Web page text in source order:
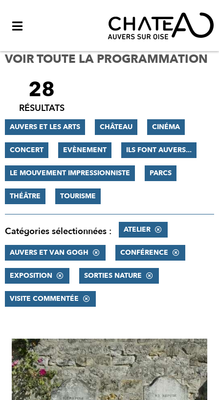
VOIR TOUTE LA PROGRAMMATION
FILTRER
RÉSULTATS
28
RÉSULTATS
AUVERS ET LES ARTS CHÂTEAU CINÉMA
CONCERT EVÈNEMENT ILS FONT AUVERS...
LE MOUVEMENT IMPRESSIONNISTE PARCS
THÉÂTRE TOURISME
Catégories sélectionnées : ATELIER
AUVERS ET VAN GOGH CONFÉRENCE
EXPOSITION SORTIES NATURE
VISITE COMMENTÉE
RÉSULTATS